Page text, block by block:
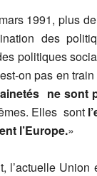
1991, plus
des
politiques
on pas en
ne sont
Elles sont
l’Europe.»
l’actuelle